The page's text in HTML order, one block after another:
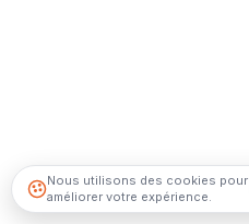
Nous utilisons des cookies pour
améliorer votre expérience.